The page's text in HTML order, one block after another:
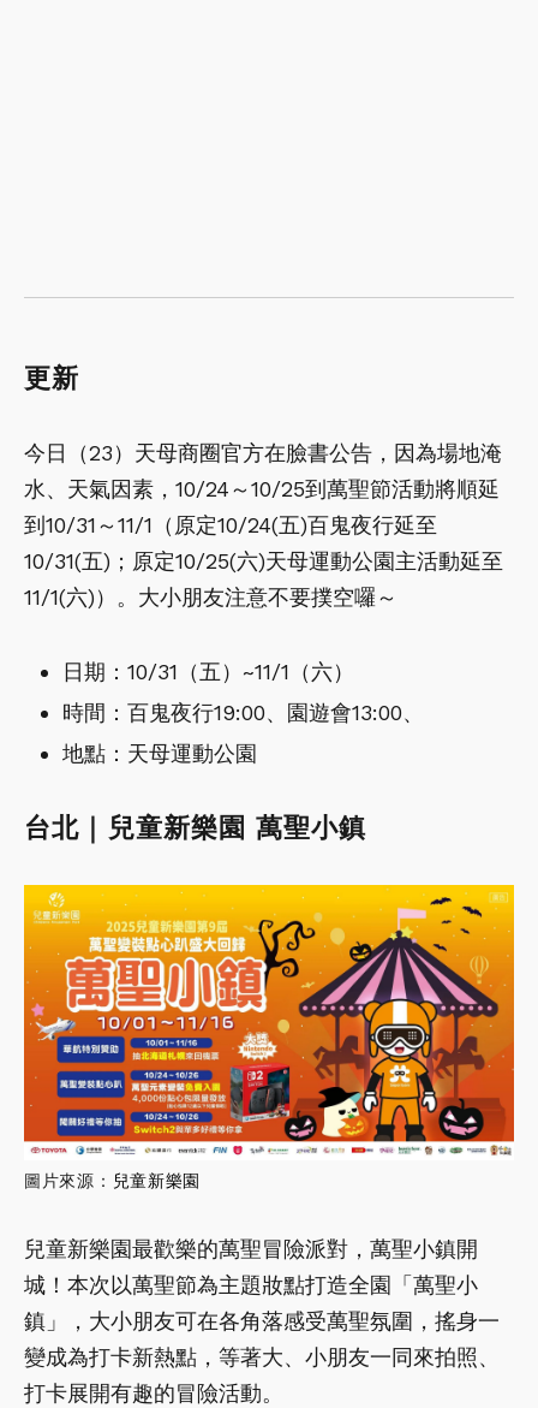
更新
今日（23）天母商圈官方在臉書公告，因為場地淹
水、天氣因素，10/24～10/25到萬聖節活動將順延
到10/31～11/1（ 原定10/24(五)百鬼夜行延至
10/31(五)；原定10/25(六)天母運動公園主活動延至
11/1(六)）。大小朋友注意不要撲空囉～
日期：10/31（五）~11/1（六）
時間：百鬼夜行19:00、園遊會13:00、
地點：天母運動公園
台北｜兒童新樂園 萬聖小鎮
圖片來源： 兒童新樂園
兒童新樂園最歡樂的萬聖冒險派對，萬聖小鎮開
城！本次以萬聖節為主題妝點打造全園「萬聖小
鎮」，大小朋友可在各角落感受萬聖氛圍，搖身一
變成為打卡新熱點，等著大、小朋友一同來拍照、
打卡展開有趣的冒險活動。